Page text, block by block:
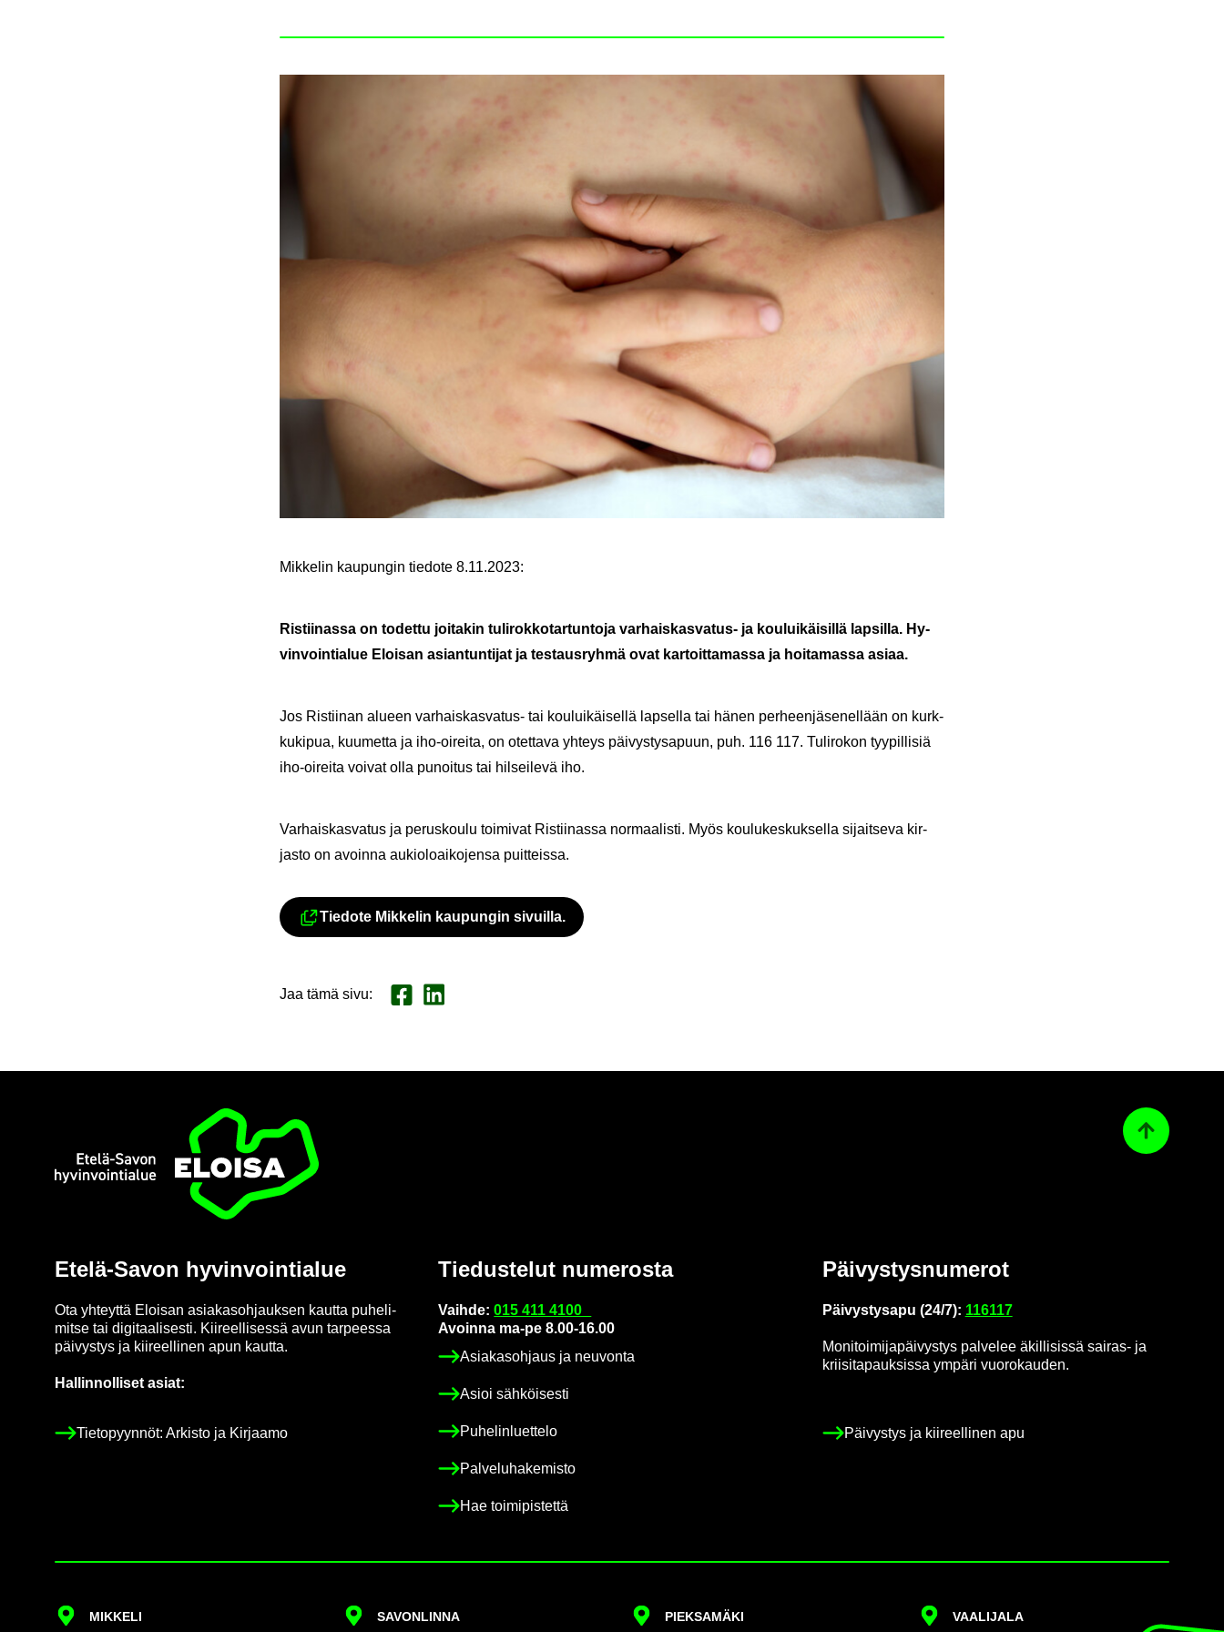
Mik­ke­lin kau­pun­gin tie­do­te 8.11.2023:
Ris­tii­nas­sa on to­det­tu joi­ta­kin tu­li­rok­ko­tar­tun­to­ja varhaiskasvatus-​ ja kou­lui­käi­sil­lä lap­sil­la. Hy­
vin­voin­tia­lue Eloi­san asian­tun­ti­jat ja tes­taus­ryh­mä ovat kar­toit­ta­mas­sa ja hoi­ta­mas­sa asiaa.
Jos Ris­tii­nan alu­een varhaiskasvatus-​ tai kou­lui­käi­sel­lä lap­sel­la tai hänen per­heen­jä­se­nel­lään on kurk­
ku­ki­pua, kuu­met­ta ja iho-​oireita, on otet­ta­va yh­teys päi­vys­tys­a­puun, puh. 116 117. Tu­li­ro­kon tyy­pil­li­siä
iho-​oireita voi­vat olla pu­noi­tus tai hil­sei­le­vä iho.
Var­hais­kas­va­tus ja pe­rus­kou­lu toi­mi­vat Ris­tii­nas­sa nor­maa­lis­ti. Myös kou­lu­kes­kuk­sel­la si­jait­se­va kir­
jas­to on avoin­na au­kio­loai­ko­jen­sa puit­teis­sa.
Ul­koi­nen pal­ve­lu avau­tuu uu­del­le vä­li­leh­del­le
Tie­do­te Mik­ke­lin kau­pun­gin si­vuil­la.
Jaa tämä sivu: Jaa Face­book
Jaa Lin­ke­dI­nis­sä
Ta­kai­sin ylös
Etusi­vu
Etelä-​Savon hy­vin­voin­tia­lue
Ota yh­teyt­tä Eloi­san asia­kas­oh­jauk­sen kaut­ta pu­he­li­
mit­se tai di­gi­taa­li­ses­ti. Kii­reel­li­ses­sä avun tar­pees­sa
päi­vys­tys ja kii­reel­li­nen apun kaut­ta.
Hal­lin­nol­li­set asiat:
Tie­to­pyyn­nöt: Ar­kis­to ja Kir­jaa­mo
Tie­dus­te­lut nu­me­ros­ta
Vaih­de:015 411 4100
Avoin­na ma-pe 8.00-16.00
Asia­kas­oh­jaus ja neu­von­ta
Asioi säh­köi­ses­ti
Pu­he­lin­luet­te­lo
Pal­ve­lu­ha­ke­mis­to
Hae toi­mi­pis­tet­tä
Päi­vys­tys­nu­me­rot
Päi­vys­tys­a­pu (24/7): 116117
Mo­ni­toi­mi­ja­päi­vys­tys pal­ve­lee äkil­li­sis­sä sairas-​ ja
krii­si­ta­pauk­sis­sa ym­pä­ri vuo­ro­kau­den.
Päi­vys­tys ja kii­reel­li­nen apu
MIK­KE­LI SA­VON­LIN­NA PIEK­SA­MÄ­KI VAA­LI­JA­LA